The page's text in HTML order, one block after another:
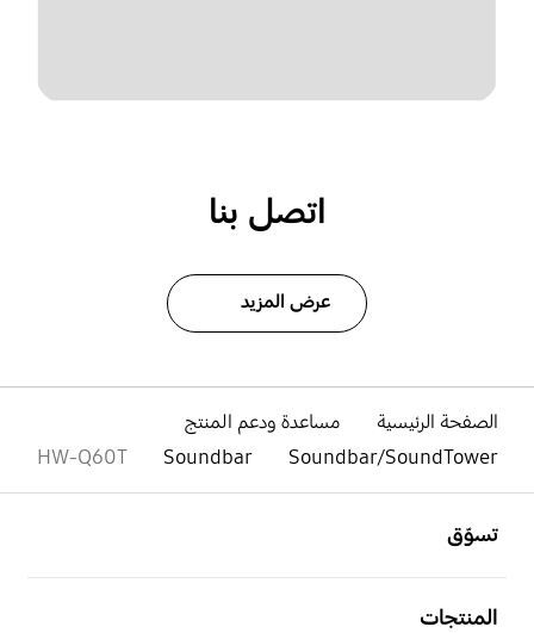
اتصل بنا
عرض المزيد
الصفحة الرئيسية
مساعدة ودعم المنتج
Soundbar/SoundTower
Soundbar
HW-Q60T
تسوّق
المنتجات